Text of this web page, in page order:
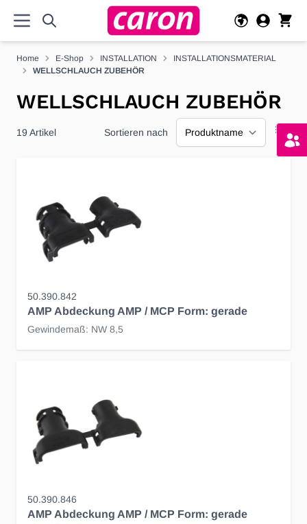
Home E-Shop INSTALLATION
INSTALLATIONSMATERIAL
WELLSCHLAUCH ZUBEHÖR
WELLSCHLAUCH ZUBEHÖR
19 Artikel Sortieren nach
50.390.842
AMP Abdeckung AMP / MCP Form: gerade
Gewindemaß: NW 8,5
50.390.846
AMP Abdeckung AMP / MCP Form: gerade